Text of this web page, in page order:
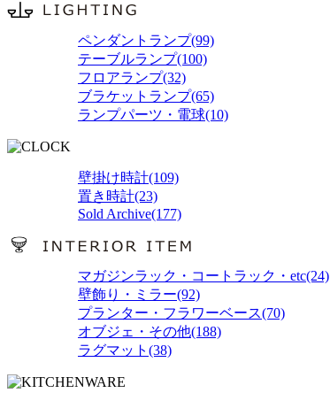
ペンダントランプ(99)
テーブルランプ(100)
フロアランプ(32)
ブラケットランプ(65)
ランプパーツ・電球(10)
壁掛け時計(109)
置き時計(23)
Sold Archive(177)
マガジンラック・コートラック・etc(24)
壁飾り・ミラー(92)
プランター・フラワーベース(70)
オブジェ・その他(188)
ラグマット(38)